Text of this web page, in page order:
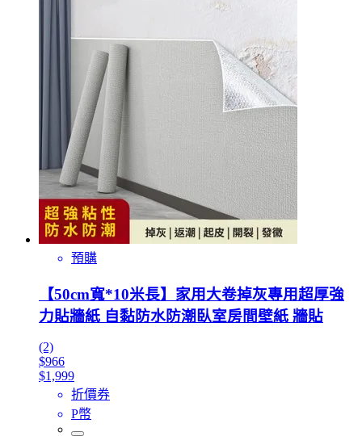
預購
【50cm寬*10米長】家用大卷掉灰專用超厚強
力貼牆紙 自黏防水防潮臥室房間壁紙 牆貼
(2)
$966
$1,999
折價券
P幣